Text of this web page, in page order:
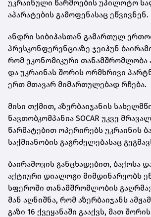
უკრაინული წარმოების უპილოტო
აპარატების გამოფენასაც ეწვივნენ.
ანდრი სიბიჰასთან გამართულ
პრესკონფერენციაზე ჯეიჰუნ
რომ ეკონომიკური თანამშრომლობა
და უკრაინას შორის ორმხრივი
ერთ მთავარ მიმართულებად რჩება.
მისი თქმით, აზერბაიჯანის
ნავთობკომპანია SOCAR უკვე
წარმატებით ოპერირებს უკრაინის
საქმიანობის გაგრძელებასაც
ბაირამოვის განცხადებით, ბაქოსა
აქტიური დიალოგი მიმდინარეობს
სფეროში თანამშრომლობის
მან აღნიშნა, რომ აზერბაიჯანს
გაზი 16 ქვეყანაში გააქვს, მათ